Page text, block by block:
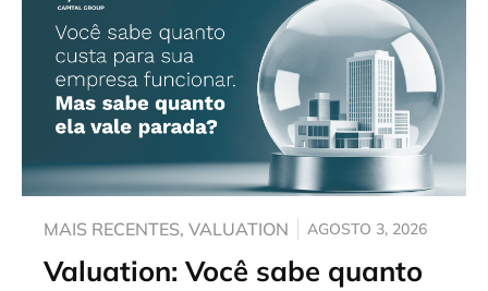
MAIS RECENTES, VALUATION AGOSTO 3, 2026
Valuation: Você sabe quanto